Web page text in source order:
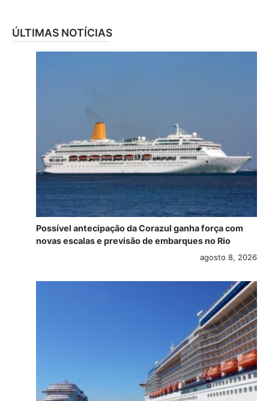
ÚLTIMAS NOTÍCIAS
Possível antecipação da Corazul ganha força com
novas escalas e previsão de embarques no Rio
agosto 8, 2026